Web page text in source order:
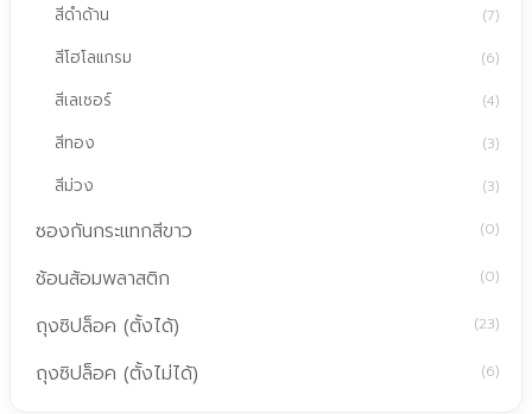
สีดำด้าน (7)
สีโฮโลแกรม (6)
สีเลเซอร์ (4)
สีทอง (3)
สีม่วง (3)
ซองกันกระแทกสีขาว (0)
ช้อนส้อมพลาสติก (0)
ถุงซิปล็อค (ตั้งได้) (23)
ถุงซิปล็อค (ตั้งไม่ได้) (6)